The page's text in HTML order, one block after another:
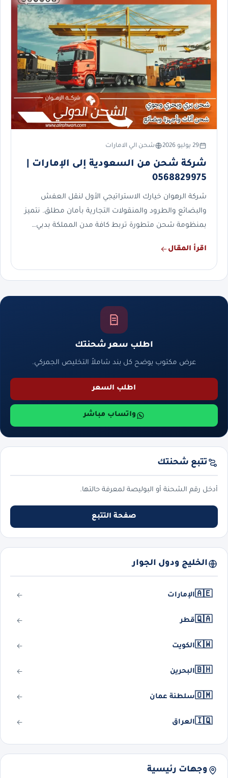
29 يوليو 2026 شحن الي الامارات
شركة شحن من السعودية إلى الإمارات |
0568829975
شركة الرهوان خيارك الاستراتيجي الأول لنقل العفش
والبضائع والطرود والمنقولات التجارية بأمان مطلق. نتميز
بمنظومة شحن متطورة تربط كافة مدن المملكة بدبي…
اقرأ المقال
اطلب سعر شحنتك
عرض مكتوب يوضح كل بند شاملاً التخليص الجمركي.
اطلب السعر
واتساب مباشر
تتبع شحنتك
أدخل رقم الشحنة أو البوليصة لمعرفة حالتها.
صفحة التتبع
الخليج ودول الجوار
🇦🇪الإمارات
🇶🇦قطر
🇰🇼الكويت
🇧🇭البحرين
🇴🇲سلطنة عمان
🇮🇶العراق
وجهات رئيسية